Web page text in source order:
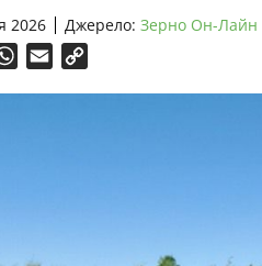
2026 Джерело: Зерно Он-Лайн
WhatsApp
Email